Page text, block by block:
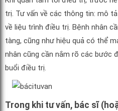
trị. Tư vấn về các thông tin: mô
về liệu trình điều trị. Bệnh nhân
tàng, cũng như hiệu quả có thể
nhân cũng cần nắm rõ các bước
buổi điều trị.
Trong khi tư vấn, bác sĩ